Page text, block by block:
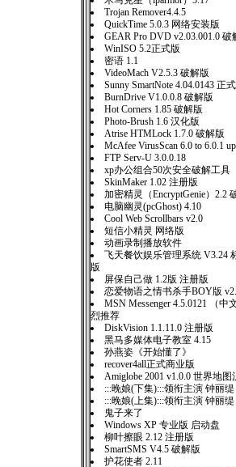
Trojan Remover4.4.5
QuickTime 5.0.3 网络安装版
GEAR Pro DVD v2.03.001.0 破
WinISO 5.2正式版
密语 1.1
VideoMach V2.5.3 破解版
Sunny SmartNote 4.04.0143 正
BurnDrive V1.0.0.8 破解版
Hot Corners 1.85 破解版
Photo-Brush 1.6 汉化版
Atrise HTMLock 1.7.0 破解版
McAfee VirusScan 6.0 to 6.0.1
FTP Serv-U 3.0.0.18
xp办公组合50次安全破解工具
SkinMaker 1.02 注册版
加密精灵（EncryptGenie）2.2
电脑幽灵(pcGhost) 4.10
Cool Web Scrollbars v2.0
短信小精灵 网络版
动画录制播放软件
飞天餐饮娱乐管理系统 V3.24
版
屏保自己做 1.2版 注册版
恋爱物语之情书杀手BOY版
MSN Messenger 4.5.0121 （中
烈推荐
DiskVision 1.1.11.0 注册版
黑马多媒体电子教室 4.15
孙燕姿《开始懂了》
recover4all正式商业版
Amiglobe 2001 v1.0.0 世界地图
:::晚娘(下集):::领衔主演 钟丽缇
:::晚娘(上集):::领衔主演 钟丽缇
鬼子来了
Windows XP 专业版 启动盘
柳叶擦眼 2.12 注册版
SmartSMS V4.5 破解版
护花使者 2.11